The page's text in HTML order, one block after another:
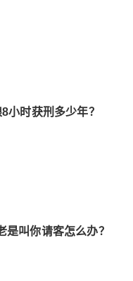
小时获刑多少年？
叫你请客怎么办？